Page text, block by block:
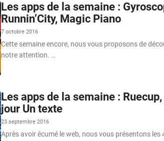
Les apps de la semaine :
Runnin’City, Magic Piano
7 octobre 2016
Cette semaine encore, nous vous proposons de
notre attention. …
Les apps de la semaine :
jour Un texte
23 septembre 2016
Après avoir écumé le web, nous vous présentons